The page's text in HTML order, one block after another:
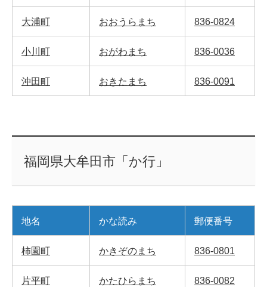
大浦町 おおうらまち 836-0824
小川町 おがわまち 836-0036
沖田町 おきたまち 836-0091
福岡県大牟田市「か行」
地名 かな読み 郵便番号
柿園町 かきぞのまち 836-0801
片平町 かたひらまち 836-0082